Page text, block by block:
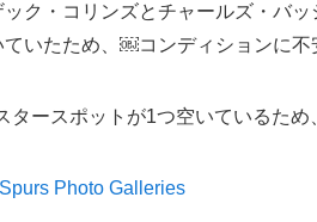
ク・コリンズとチャールズ・バ
いたため、￼コンディションに不
ースポットが1つ空いているため
Photo Galleries